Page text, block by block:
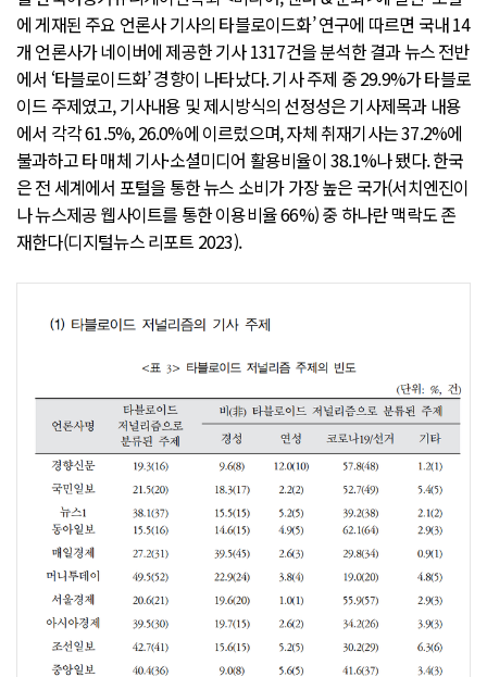
에 게재된 주요 언론사 기사의 타블로이드화’ 연구에 따르면 국내 14
개 언론사가 네이버에 제공한 기사 1317건을 분석한 결과 뉴스 전반
에서 ‘타블로이드화’ 경향이 나타났다. 기사 주제 중 29.9%가 타블로
이드 주제였고, 기사내용 및 제시방식의 선정성은 기사제목과 내용
에서 각각 61.5%, 26.0%에 이르렀으며, 자체 취재기사는 37.2%에
불과하고 타 매체 기사·소셜미디어 활용비율이 38.1%나 됐다. 한국
은 전 세계에서 포털을 통한 뉴스 소비가 가장 높은 국가(서치엔진이
나 뉴스제공 웹사이트를 통한 이용비율 66%) 중 하나란 맥락도 존
재한다(디지털뉴스 리포트 2023).